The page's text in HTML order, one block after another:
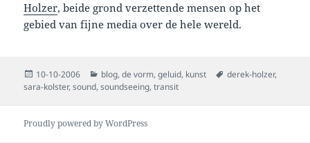
Holzer, beide grond verzettende mensen op het
gebied van fijne media over de hele wereld.
Posted
on
10-10-2006 Categories
blog,de vorm,geluid, kunst Tags
derek-holzer,
sara-kolster,sound,soundseeing,transit
Proudly powered by WordPress